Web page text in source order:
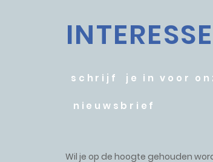
schrijf je in voor
nieuwsbrief
Wil je op de hoogte gehouden